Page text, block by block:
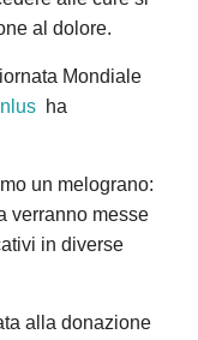
al dolore.
Mondiale
ha
un melograno:
verranno messe
in diverse
alla donazione